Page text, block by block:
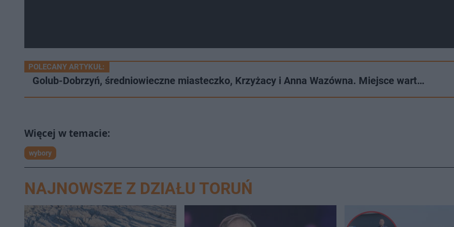
POLECANY ARTYKUŁ:
Golub-Dobrzyń, średniowieczne miasteczko, Krzyżacy i Anna Wazówna. Miejsce wart…
wybory
NAJNOWSZE Z DZIAŁU TORUŃ